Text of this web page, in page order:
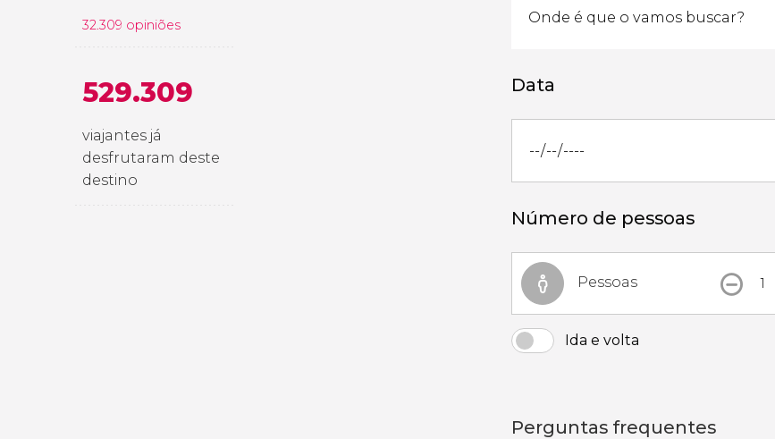
32.309 opiniões
529.309
viajantes já
desfrutaram deste
destino
Data
Número de pessoas
Pessoas
Ida e volta
Perguntas frequentes